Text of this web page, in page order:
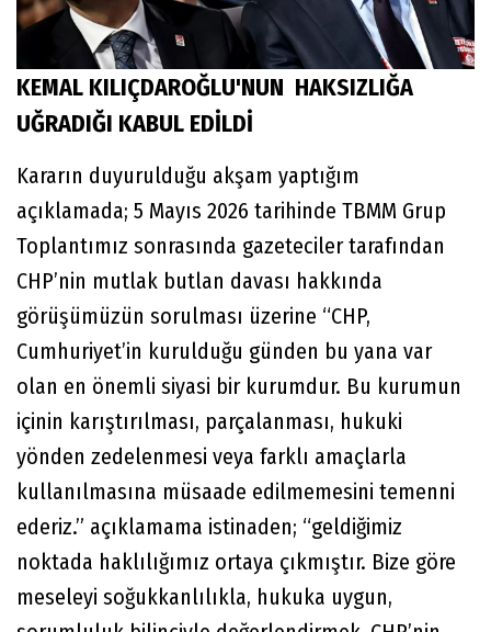
KEMAL KILIÇDAROĞLU'NUN HAKSIZLIĞA
UĞRADIĞI KABUL EDİLDİ
Kararın duyurulduğu akşam yaptığım
açıklamada; 5 Mayıs 2026 tarihinde TBMM Grup
Toplantımız sonrasında gazeteciler tarafından
CHP’nin mutlak butlan davası hakkında
görüşümüzün sorulması üzerine “CHP,
Cumhuriyet’in kurulduğu günden bu yana var
olan en önemli siyasi bir kurumdur. Bu kurumun
içinin karıştırılması, parçalanması, hukuki
yönden zedelenmesi veya farklı amaçlarla
kullanılmasına müsaade edilmemesini temenni
ederiz.” açıklamama istinaden; “geldiğimiz
noktada haklılığımız ortaya çıkmıştır. Bize göre
meseleyi soğukkanlılıkla, hukuka uygun,